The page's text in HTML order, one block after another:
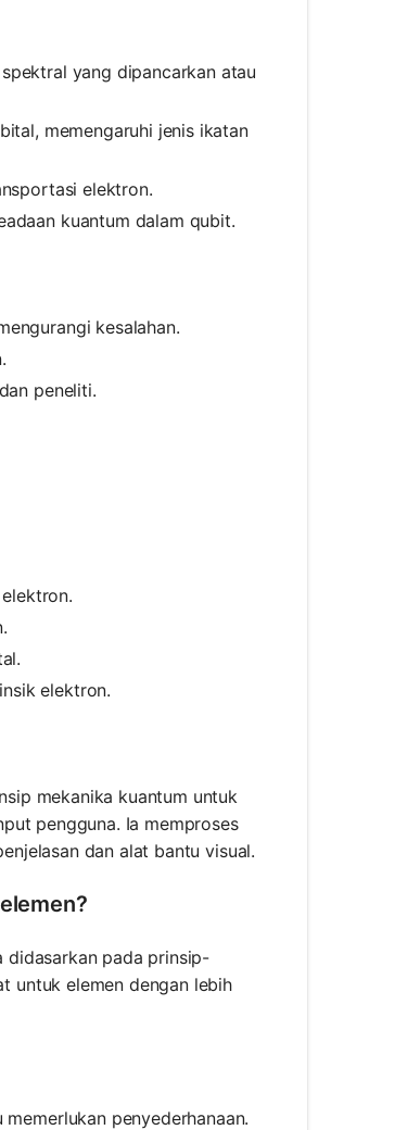
yang dipancarkan atau
memengaruhi jenis ikatan
elektron.
kuantum dalam qubit.
kesalahan.
peneliti.
elektron.
mekanika kuantum untuk
pengguna. Ia memproses
dan alat bantu visual.
didasarkan pada prinsip-
untuk elemen dengan lebih
penyederhanaan.